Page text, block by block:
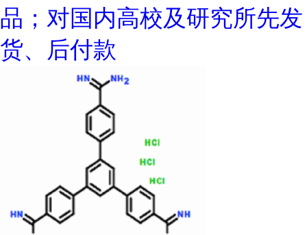
品；对国内高校及研究所先发
货、后付款